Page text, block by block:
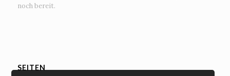
noch bereit.
SEITEN